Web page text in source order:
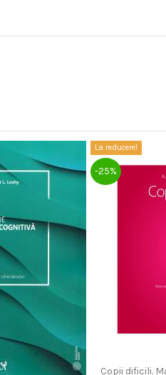
La reducere!
-25%
Copii dificili.